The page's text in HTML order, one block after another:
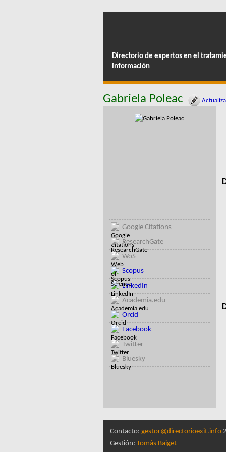
Directorio de expertos en el
información
Gabriela Poleac
Google Citations
ResearchGate
WoS
Scopus
LinkedIn
Academia.edu
Orcid
Facebook
Twitter
Bluesky
Contacto: gestor@directorioexit.info
Gestión: Tomàs Baiget